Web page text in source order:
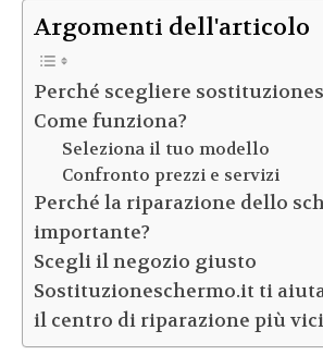
Argomenti dell'articolo
Perché scegliere
Come funziona?
Seleziona il tuo modello
Confronto prezzi e servizi
Perché la riparazione dello
importante?
Scegli il negozio giusto
Sostituzioneschermo.it ti
il centro di riparazione più